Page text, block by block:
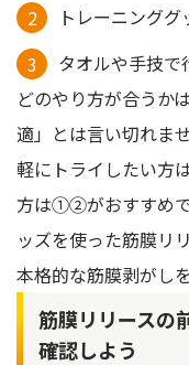
トレーニング
タオルや手技で
どのやり方が合うか
適」とは言い切れま
軽にトライしたい方
方は①②がおすすめ
ッズを使った筋膜リ
本格的な筋膜剥がし
筋膜リリースの
確認しよう